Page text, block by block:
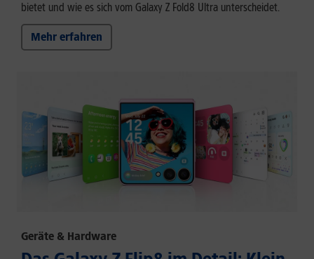
bietet und wie es sich vom Galaxy Z Fold8 Ultra unterscheidet.
Mehr erfahren
Geräte & Hardware